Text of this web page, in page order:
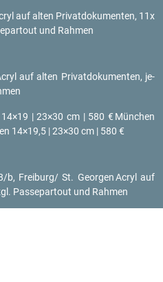
auf alten Pri­vat­do­ku­men­ten, 11x
und Rah­men
auf alten Pri­vat­do­ku­men­ten, je­
| 23×30 cm | 580 € Mün­chen
14×19,5 | 23×30 cm | 580 €
b, Frei­burg/ St. Ge­or­genAcryl auf
Pas­se­par­tout und Rah­men